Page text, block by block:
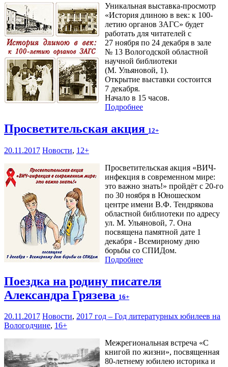
Уникальная выставка-просмотр
«История длиною в век: к 100-
летию органов ЗАГС» будет
работать для читателей с
27 ноября по 24 декабря в зале
№ 13 Вологодской областной
научной библиотеки
(М. Ульяновой, 1).
Открытие выставки состоится
7 декабря.
Начало в 15 часов.
Подробнее
Просветительская акция 12+
20.11.2017 Новости, 12+
Просветительская акция «ВИЧ-
инфекция в современном мире:
это важно знать!» пройдёт с 20-го
по 30 ноября в Юношеском
центре имени В.Ф. Тендрякова
областной библиотеки по адресу
ул. М. Ульяновой, 7. Она
посвящена памятной дате 1
декабря - Всемирному дню
борьбы со СПИДом.
Подробнее
Поездка на родину писателя
Александра Грязева 16+
20.11.2017 Новости, 2017 год – Год литературных юбилеев на
Вологодчине, 16+
Межрегиональная встреча «С
книгой по жизни», посвященная
80-летнему юбилею историка и